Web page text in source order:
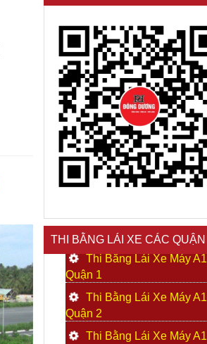
THI BẰNG LÁI XE CÁC QUẬN
Thi Bằng Lái Xe Máy A1
Quận 1
Thi Bằng Lái Xe Máy A1
Quận 2
Thi Bằng Lái Xe Máy A1